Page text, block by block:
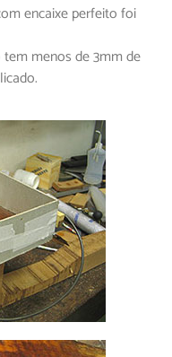
encaixe perfeito foi
menos de 3mm de